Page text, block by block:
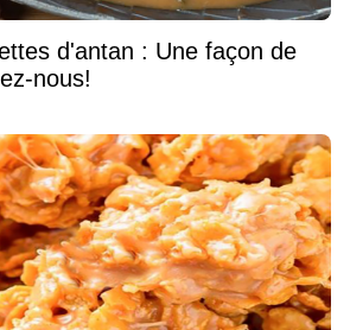
d'antan : Une façon de
nous!